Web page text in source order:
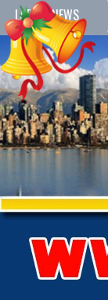
LATEST NEWS